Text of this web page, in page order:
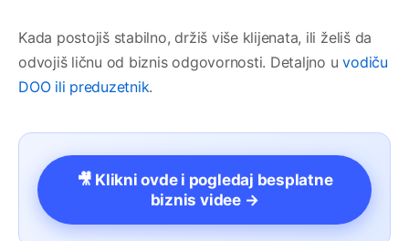
Kada postojiš stabilno, držiš više klijenata, ili želiš da
odvojiš ličnu od biznis odgovornosti. Detaljno uvodiču
DOO ili preduzetnik.
🎥 Klikni ovde i pogledaj besplatne
biznis videe →